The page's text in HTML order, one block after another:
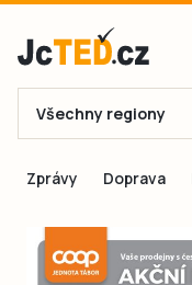
E-mail
Všechny regiony
Zprávy Doprava